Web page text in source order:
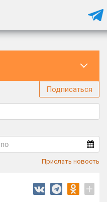
Подписаться
Прислать новость
+